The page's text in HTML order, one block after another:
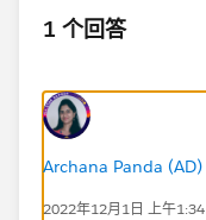
1 个回答
Archana Panda (AD)
2022年12月1日 上午1:34